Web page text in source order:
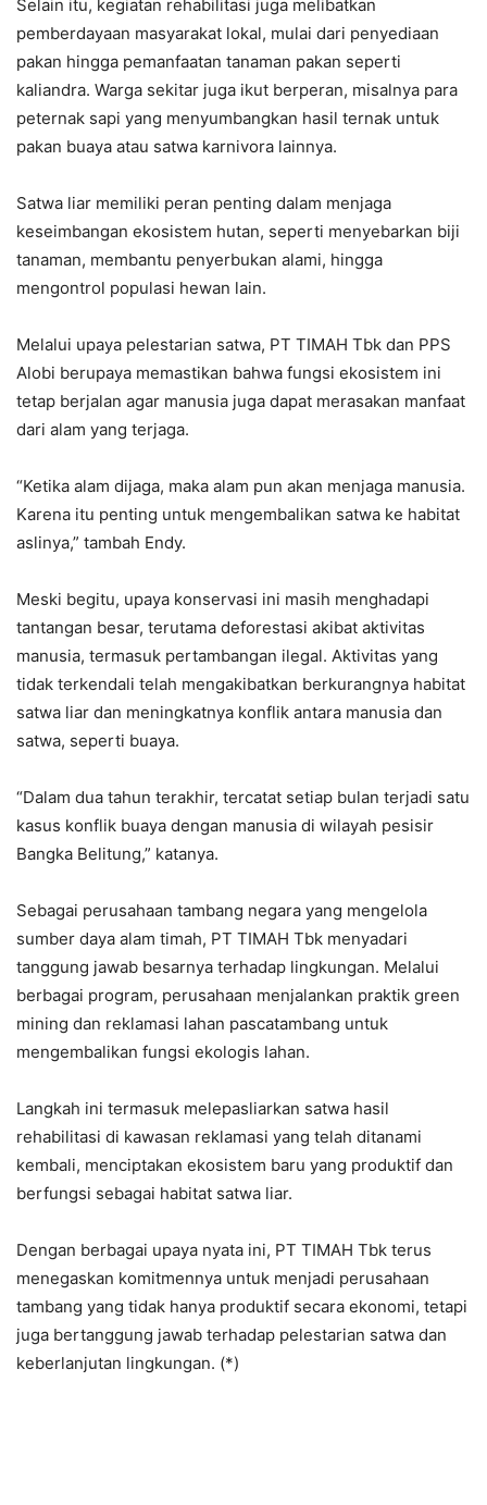
Selain itu, kegiatan rehabilitasi juga melibatkan
pemberdayaan masyarakat lokal, mulai dari penyediaan
pakan hingga pemanfaatan tanaman pakan seperti
kaliandra. Warga sekitar juga ikut berperan, misalnya para
peternak sapi yang menyumbangkan hasil ternak untuk
pakan buaya atau satwa karnivora lainnya.
Satwa liar memiliki peran penting dalam menjaga
keseimbangan ekosistem hutan, seperti menyebarkan biji
tanaman, membantu penyerbukan alami, hingga
mengontrol populasi hewan lain.
Melalui upaya pelestarian satwa, PT TIMAH Tbk dan PPS
Alobi berupaya memastikan bahwa fungsi ekosistem ini
tetap berjalan agar manusia juga dapat merasakan manfaat
dari alam yang terjaga.
“Ketika alam dijaga, maka alam pun akan menjaga manusia.
Karena itu penting untuk mengembalikan satwa ke habitat
aslinya,” tambah Endy.
Meski begitu, upaya konservasi ini masih menghadapi
tantangan besar, terutama deforestasi akibat aktivitas
manusia, termasuk pertambangan ilegal. Aktivitas yang
tidak terkendali telah mengakibatkan berkurangnya habitat
satwa liar dan meningkatnya konflik antara manusia dan
satwa, seperti buaya.
“Dalam dua tahun terakhir, tercatat setiap bulan terjadi satu
kasus konflik buaya dengan manusia di wilayah pesisir
Bangka Belitung,” katanya.
Sebagai perusahaan tambang negara yang mengelola
sumber daya alam timah, PT TIMAH Tbk menyadari
tanggung jawab besarnya terhadap lingkungan. Melalui
berbagai program, perusahaan menjalankan praktik green
mining dan reklamasi lahan pascatambang untuk
mengembalikan fungsi ekologis lahan.
Langkah ini termasuk melepasliarkan satwa hasil
rehabilitasi di kawasan reklamasi yang telah ditanami
kembali, menciptakan ekosistem baru yang produktif dan
berfungsi sebagai habitat satwa liar.
Dengan berbagai upaya nyata ini, PT TIMAH Tbk terus
menegaskan komitmennya untuk menjadi perusahaan
tambang yang tidak hanya produktif secara ekonomi, tetapi
juga bertanggung jawab terhadap pelestarian satwa dan
keberlanjutan lingkungan. (*)